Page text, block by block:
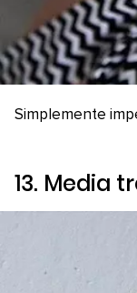
Simplemente
13. Media